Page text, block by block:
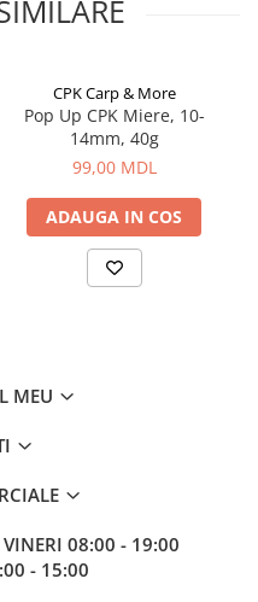
CPK Carp & More
Pop Up CPK Miere, 10-
14mm, 40g
99,00 MDL
ADAUGA IN COS
MEU
08:00 - 19:00
- 15:00